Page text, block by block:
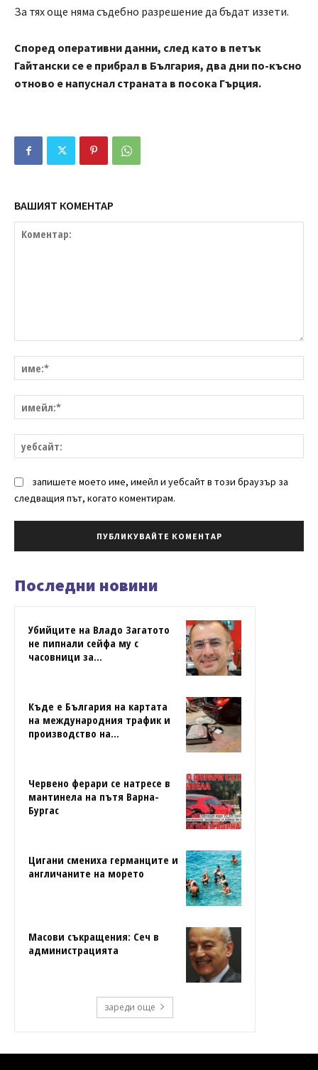
За тях още няма съдебно разрешение да бъдат иззети.
Според оперативни данни, след като в петък
Гайтански се е прибрал в България, два дни по-късно
отново е напуснал страната в посока Гърция.
ВАШИЯТ КОМЕНТАР
запишете моето име, имейл и уебсайт в този браузър за
следващия път, когато коментирам.
Последни новини
Убийците на Владо Загатото
не пипнали сейфа му с
часовници за...
Къде е България на картата
на международния трафик и
производство на...
Червено ферари се натресе в
мантинела на пътя Варна-
Бургас
Цигани смениха германците и
англичаните на морето
Масови съкращения: Сеч в
администрацията
зареди още